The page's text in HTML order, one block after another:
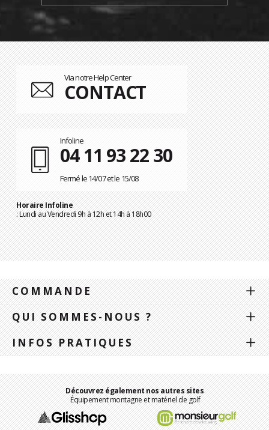
Via notre Help Center
CONTACT
Infoline
04 11 93 22 30
Fermé le 14/07 et le 15/08
Horaire Infoline
: Lundi au Vendredi 9h à 12h et 14h à 18h00
COMMANDE
QUI SOMMES-NOUS ?
INFOS PRATIQUES
Découvrez également nos autres sites
Équipement montagne et matériel de golf